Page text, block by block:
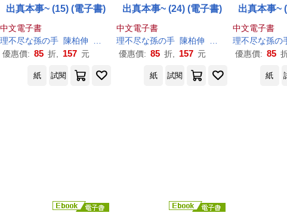
カ
出真本事~ (15) (電子書)
中文電子書
理不尽な孫の手 陳柏伸
シロタカ
優惠價: 85 折, 157 元
出真本事~ (24) (電子書)
中文電子書
理不尽な孫の手 陳柏伸
シロタカ
優惠價: 85 折, 157 元
出真本事~
中文電子書
理不尽な孫の
優惠價: 85
紙 試閱 紙 試閱 紙